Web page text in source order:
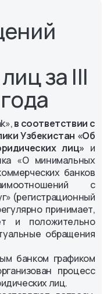
за III
в соответствии с
Узбекистан «Об
лиц» и
«О минимальных
банков
с
(регистрационный
принимает,
и положительно
обращения
банком графиком
процесс
лиц.